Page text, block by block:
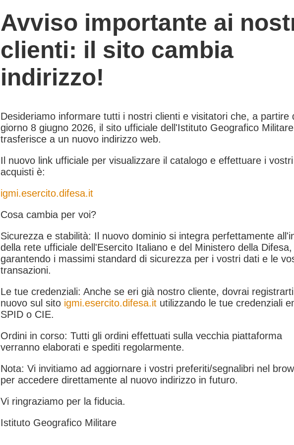
Avviso importante ai
clienti: il sito cambia
indirizzo!
Desideriamo informare tutti i nostri clienti e visitatori che, a partire
giorno 8 giugno 2026, il sito ufficiale dell'Istituto Geografico
trasferisce a un nuovo indirizzo web.
Il nuovo link ufficiale per visualizzare il catalogo e effettuare i vostri
acquisti è:
igmi.esercito.difesa.it
Cosa cambia per voi?
Sicurezza e stabilità: Il nuovo dominio si integra perfettamente
della rete ufficiale dell'Esercito Italiano e del Ministero della Difesa,
garantendo i massimi standard di sicurezza per i vostri dati e le
transazioni.
Le tue credenziali: Anche se eri già nostro cliente, dovrai
nuovo sul sito igmi.esercito.difesa.it utilizzando le tue credenziali
SPID o CIE.
Ordini in corso: Tutti gli ordini effettuati sulla vecchia piattaforma
verranno elaborati e spediti regolarmente.
Nota: Vi invitiamo ad aggiornare i vostri preferiti/segnalibri nel
per accedere direttamente al nuovo indirizzo in futuro.
Vi ringraziamo per la fiducia.
Istituto Geografico Militare